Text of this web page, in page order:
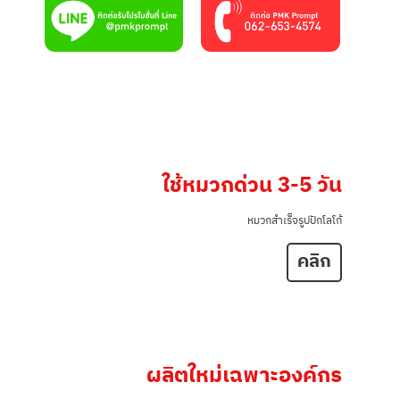
ใช้หมวกด่วน 3-5 วัน
หมวกสำเร็จรูปปักโลโก้
คลิก
ผลิตใหม่เฉพาะองค์กร